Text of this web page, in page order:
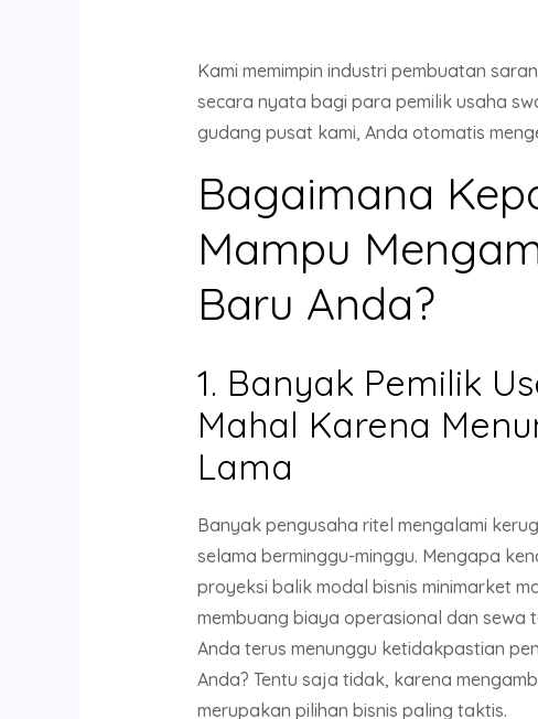
Kami memimpin industri pembuatan
secara nyata bagi para pemilik usaha
gudang pusat kami, Anda otomatis
Bagaimana
Mampu
Baru Anda?
1. Banyak Pemilik
Mahal Karena
Lama
Banyak pengusaha ritel mengalami
selama berminggu-minggu. Mengapa
proyeksi balik modal bisnis minimarket
membuang biaya operasional dan sewa
Anda terus menunggu ketidakpastian
Anda? Tentu saja tidak, karena
merupakan pilihan bisnis paling taktis.